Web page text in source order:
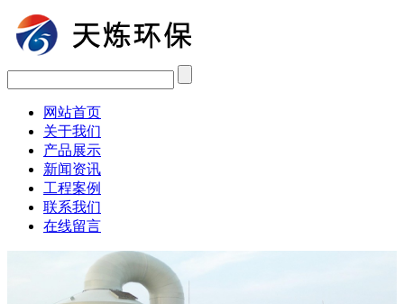
网站首页
关于我们
产品展示
新闻资讯
工程案例
联系我们
在线留言